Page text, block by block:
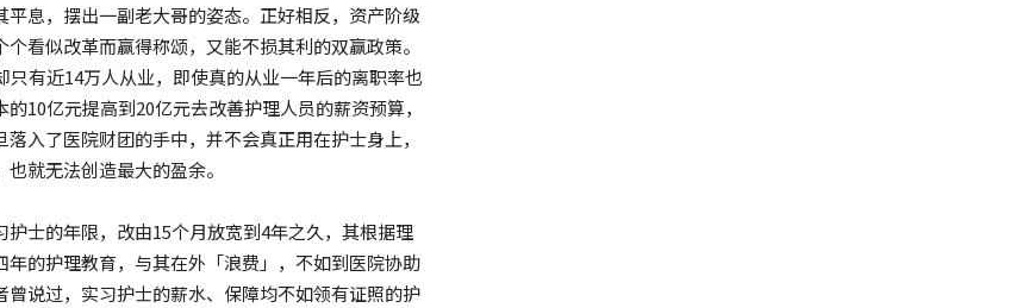
息，摆出一副老大哥的姿态。正好相反，资产阶级
看似改革而赢得称颂，又能不损其利的双赢政策。
有近14万人从业，即使真的从业一年后的离职率也
10亿元提高到20亿元去改善护理人员的薪资预算，
入了医院财团的手中，并不会真正用在护士身上，
就无法创造最大的盈余。
士的年限，改由15个月放宽到4年之久，其根据理
的护理教育，与其在外「浪费」，不如到医院协助
说过，实习护士的薪水、保障均不如领有证照的护